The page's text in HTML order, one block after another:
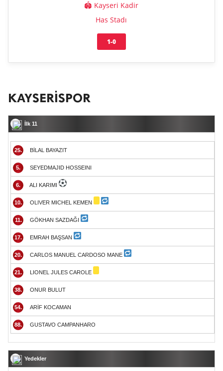
🏟️ Kayseri Kadir
Has Stadı
1-0
KAYSERİSPOR
İlk 11
25. BİLAL BAYAZIT
5. SEYEDMAJID HOSSEINI
6. ALI KARIMI
10. OLIVER MICHEL KEMEN
11. GÖKHAN SAZDAĞI
17. EMRAH BAŞSAN
20. CARLOS MANUEL CARDOSO MANE
21. LIONEL JULES CAROLE
38. ONUR BULUT
54. ARİF KOCAMAN
88. GUSTAVO CAMPANHARO
Yedekler